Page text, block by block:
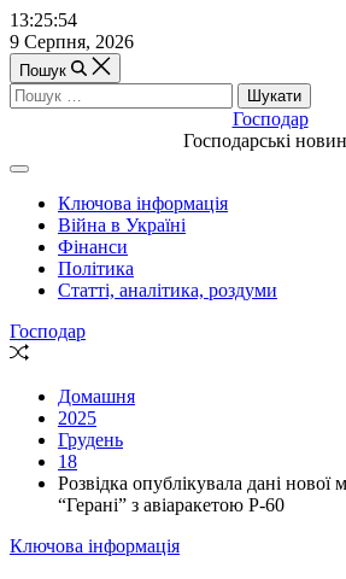
Перейти
до
вмісту
13:25:55
9 Серпня, 2026
Пошук
Пошук:
Господар
Господарські
Off
Canvas
(поза
полотном)
Ключова інформація
Війна в Україні
Фінанси
Політика
Статті, аналітика, роздуми
Господар
Випадкова
Домашня
2025
Грудень
18
Розвідка опублікувала дані нової
“Герані” з авіаракетою Р-60
Категорії
Ключова інформація